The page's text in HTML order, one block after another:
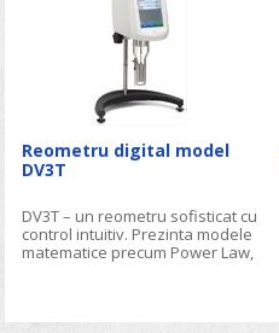
control extrem al masuratorilor.
Reometru digital model
DV3T
DV3T – un reometru sofisticat cu
control intuitiv. Prezinta modele
matematice precum Power Law,